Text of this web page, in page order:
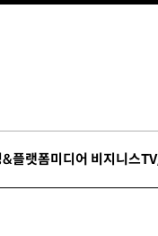
플랫폼미디어 비지니스